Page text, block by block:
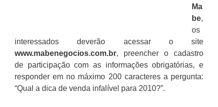
Ma
be,
os
interessados deverão acessar o site
www.mabenegocios.com.br, preencher o cadastro
de participação com as informações obrigatórias, e
responder em no máximo 200 caracteres a pergunta:
“Qual a dica de venda infalível para 2010?”.